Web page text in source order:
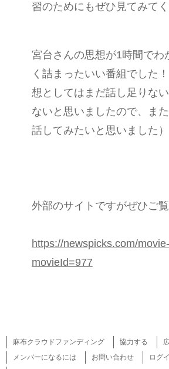
習のためにもぜひ見てみてく
宮台さんの思想が1時間でわ
く詰まったいい番組でした
想としてはまだ話し足りな
ないと思いましたので、ま
話してみたいと思いました）
外部のサイトですがぜひご覧
https://newspicks.com/
movieId=977
麻布クラウドファンディング 協力する
メンバーになるには
お問い合わせ
ログ